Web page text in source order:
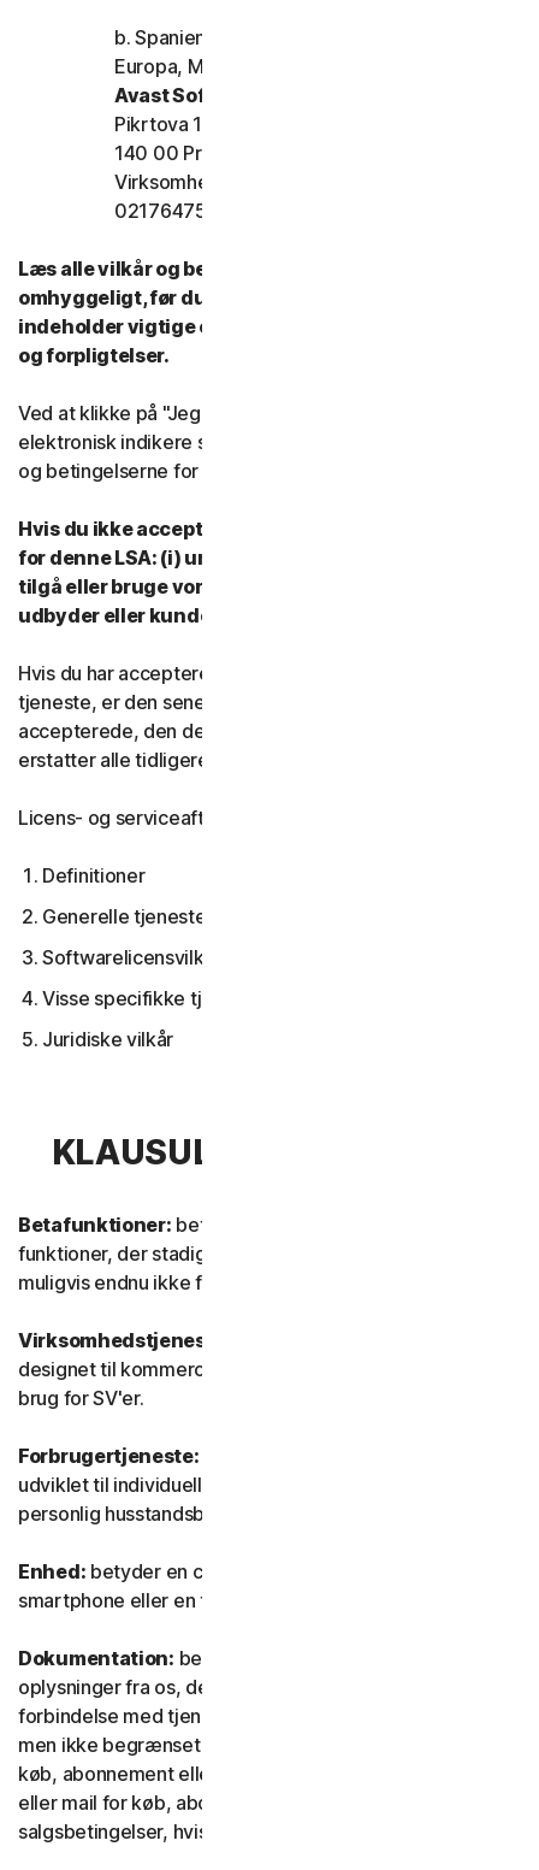
b. Spanien, Frankrig, Italien og resten af
Europa, Mellemøsten og Afrika
Avast Software s.r.o.
Pikrtova 1737/1a, Nusle,
140 00 Praha 4 Tjekkiet
Virksomhedens registreringsnummer:
02176475 og momsnummer: CZ02176475
Læs alle vilkår og betingelser for denne LSA
omhyggeligt, før du bruger vores tjenester. De
indeholder vigtige oplysninger om dine rettigheder
og forpligtelser.
Ved at klikke på "Jeg accepterer" eller på anden måde
elektronisk indikere samtykke, accepterer du vilkårene
og betingelserne for denne LSA.
Hvis du ikke accepterer vilkårene og betingelserne
for denne LSA: (i) undlad at downloade, installere,
tilgå eller bruge vores tjenester, og (ii) kontakt din
udbyder eller kundeservice og support.
Hvis du har accepteret flere versioner af denne LSA til en
tjeneste, er den seneste version af LSA, du
accepterede, den der gælder for dig og os og den
erstatter alle tidligere versioner.
Licens- og serviceaftalen dækker:
Definitioner
Generelle tjenestevilkår
Softwarelicensvilkår
Visse specifikke tjenestevilkår
Juridiske vilkår
KLAUSUL 1 – DEFINITIONER
Betafunktioner: betyder nye og/eller opdaterede
funktioner, der stadig er i testtilstand. Disse funktioner er
muligvis endnu ikke fuldt funktionsdygtige eller færdige.
Virksomhedstjeneste:
designet til kommercielle formål og beregnet til intern
brug for SV'er.
Forbrugertjeneste:
udviklet til individuelle forbrugerformål og beregnet til
personlig husstandsbrug.
Enhed: betyder en computer, en bærbar computer, en
smartphone eller en tablet.
Dokumentation: betyder alle dokumenter og
oplysninger fra os, der ledsager eller stilles til rådighed i
forbindelse med tjenesten og/eller softwaren (herunder,
men ikke begrænset til, emballage eller oplysninger om
køb, abonnement eller fornyelse, såsom en kvittering
eller mail for køb, abonnement eller fornyelse, og
salgsbetingelser, hvis du handler direkte med os).